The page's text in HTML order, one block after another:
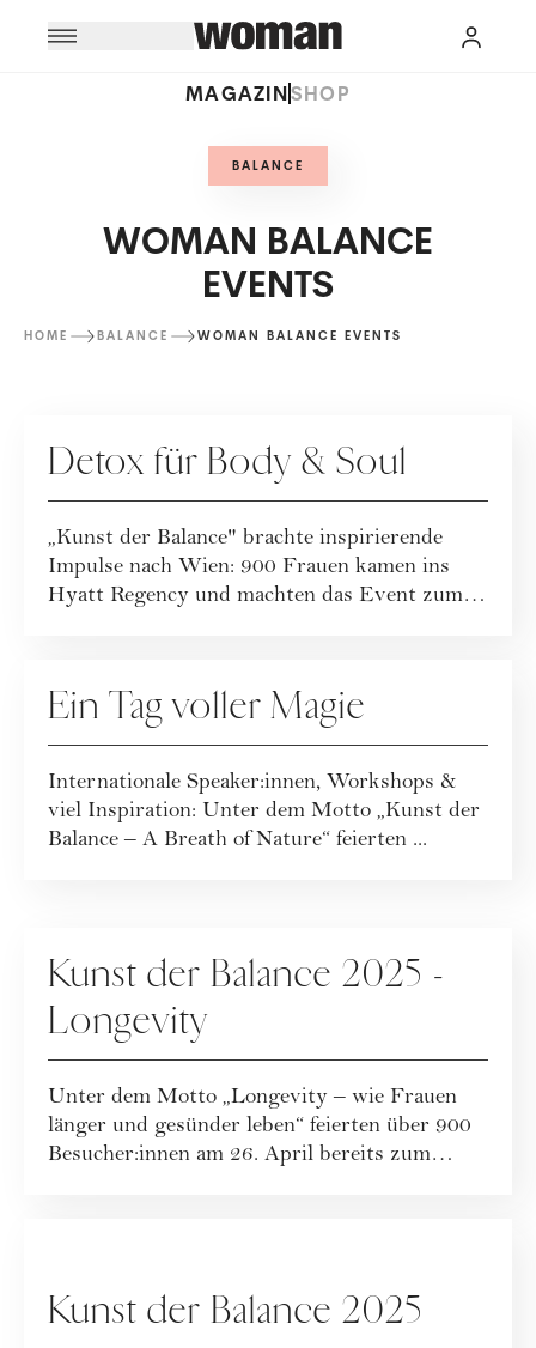
MAGAZINSHOP
BALANCE
WOMAN BALANCE
EVENTS
HOME BALANCE WOMAN BALANCE EVENTS
Detox für Body & Soul
„Kunst der Balance" brachte inspirierende
Impulse nach Wien: 900 Frauen kamen ins
Hyatt Regency und machten das Event zum
Ein Tag voller Magie
Internationale Speaker:innen, Workshops &
viel Inspiration: Unter dem Motto „Kunst der
Balance – A Breath of Nature“ feierten ...
Kunst der Balance 2025 -
Longevity
Unter dem Motto „Longevity – wie Frauen
länger und gesünder leben“ feierten über 900
Besucher:innen am 26. April bereits zum
Kunst der Balance 2025